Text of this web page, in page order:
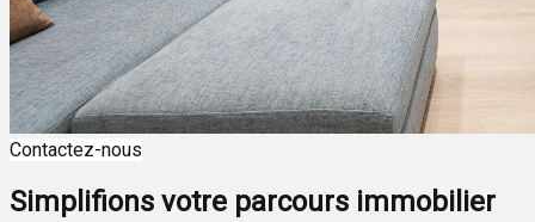
Contactez-nous
Simplifions votre parcours immobilier